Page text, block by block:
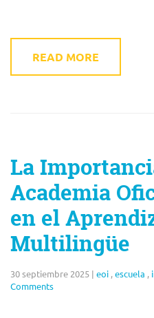
READ MORE
La
Academia
en el
Multilingüe
30 septiembre 2025 | eoi ,escuela ,
Comments